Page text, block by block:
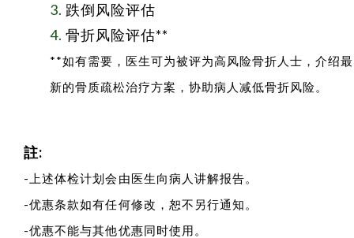
3. 跌倒风险评估
4. 骨折风险评估**
**如有需要，医生可为被评为高风险骨折人士，介绍最
新的骨质疏松治疗方案，协助病人减低骨折风险。
註:
-上述体检计划会由医生向病人讲解报告。
-优惠条款如有任何修改，恕不另行通知。
-优惠不能与其他优惠同时使用。